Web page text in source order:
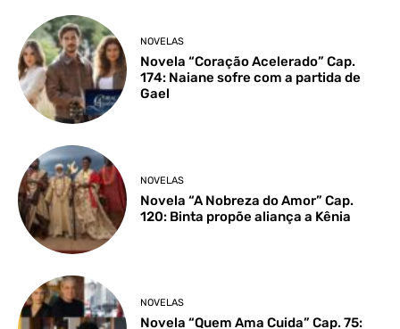
NOVELAS
Novela “Coração Acelerado” Cap.
174: Naiane sofre com a partida de
Gael
NOVELAS
Novela “A Nobreza do Amor” Cap.
120: Binta propõe aliança a Kênia
NOVELAS
Novela “Quem Ama Cuida” Cap. 75: